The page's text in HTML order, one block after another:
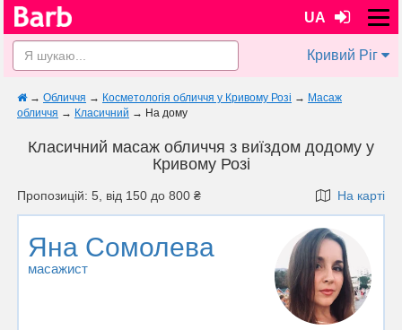
UA
Кривий Ріг
→ Обличчя → Косметологія обличчя у Кривому Розі → Масаж
обличчя → Класичний → На дому
Класичний масаж обличчя з виїздом додому у
Кривому Розі
Пропозицій: 5, від 150 до 800 ₴ На карті
Яна Сомолева
масажист